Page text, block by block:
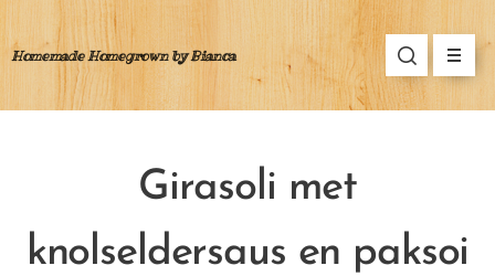
Homemade Homegrown by Bianca
Girasoli met
knolseldersaus en paksoi